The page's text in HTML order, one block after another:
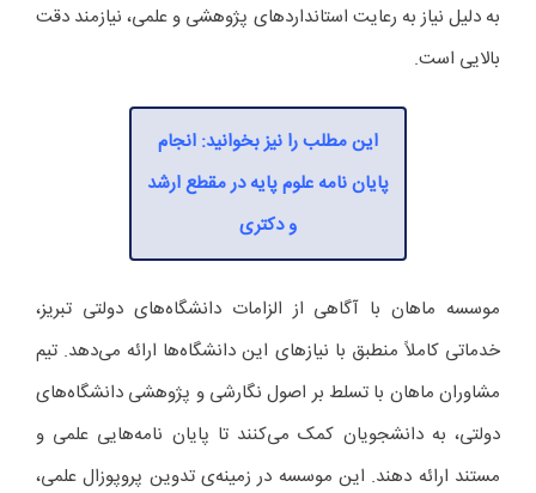
به دلیل نیاز به رعایت استانداردهای پژوهشی و علمی، نیازمند دقت
بالایی است.
این مطلب را نیز بخوانید: انجام
پایان نامه علوم پایه در مقطع ارشد
و دکتری
موسسه ماهان با آگاهی از الزامات دانشگاه‌های دولتی تبریز،
خدماتی کاملاً منطبق با نیازهای این دانشگاه‌ها ارائه می‌دهد. تیم
مشاوران ماهان با تسلط بر اصول نگارشی و پژوهشی دانشگاه‌های
دولتی، به دانشجویان کمک می‌کنند تا پایان‌ نامه‌هایی علمی و
مستند ارائه دهند. این موسسه در زمینه‌ی تدوین پروپوزال علمی،